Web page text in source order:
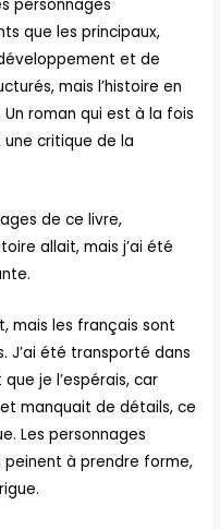
personnages
que les principaux,
et de
mais l’histoire en
roman qui est à la fois
critique de la
de ce livre,
allait, mais j’ai été
mais les français sont
J’ai été transporté dans
je l’espérais, car
manquait de détails, ce
Les personnages
peinent à prendre forme,